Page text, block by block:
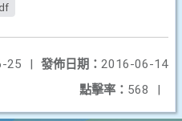
發佈日期： 2016-06-14
25
|
點擊率： 568 |